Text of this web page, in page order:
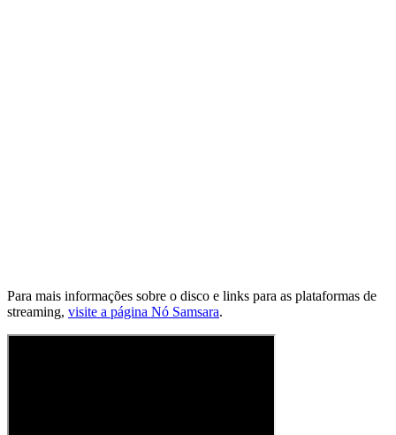
Para mais informações sobre o disco e links para as plataformas de
streaming, visite a página Nó Samsara.